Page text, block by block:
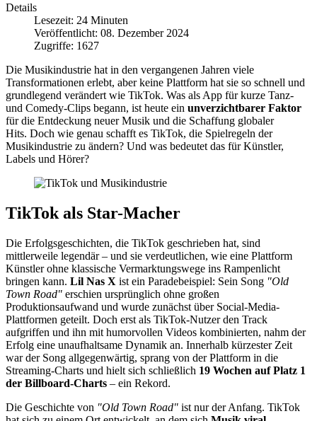
Details
Lesezeit: 24 Minuten
Veröffentlicht: 08. Dezember 2024
Zugriffe: 1627
Die Musikindustrie hat in den vergangenen Jahren viele
Transformationen erlebt, aber keine Plattform hat sie so schnell und
grundlegend verändert wie TikTok. Was als App für kurze Tanz-
und Comedy-Clips begann, ist heute ein unverzichtbarer Faktor
für die Entdeckung neuer Musik und die Schaffung globaler
Hits. Doch wie genau schafft es TikTok, die Spielregeln der
Musikindustrie zu ändern? Und was bedeutet das für Künstler,
Labels und Hörer?
TikTok als Star-Macher
Die Erfolgsgeschichten, die TikTok geschrieben hat, sind
mittlerweile legendär – und sie verdeutlichen, wie eine Plattform
Künstler ohne klassische Vermarktungswege ins Rampenlicht
bringen kann. Lil Nas X ist ein Paradebeispiel: Sein Song "Old
Town Road" erschien ursprünglich ohne großen
Produktionsaufwand und wurde zunächst über Social-Media-
Plattformen geteilt. Doch erst als TikTok-Nutzer den Track
aufgriffen und ihn mit humorvollen Videos kombinierten, nahm der
Erfolg eine unaufhaltsame Dynamik an. Innerhalb kürzester Zeit
war der Song allgegenwärtig, sprang von der Plattform in die
Streaming-Charts und hielt sich schließlich 19 Wochen auf Platz 1
der Billboard-Charts – ein Rekord.
Die Geschichte von "Old Town Road" ist nur der Anfang. TikTok